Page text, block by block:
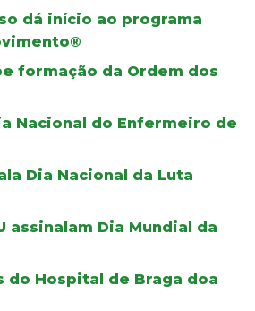
dá início ao programa
formação da Ordem dos
Nacional do Enfermeiro de
Dia Nacional da Luta
assinalam Dia Mundial da
do Hospital de Braga doa